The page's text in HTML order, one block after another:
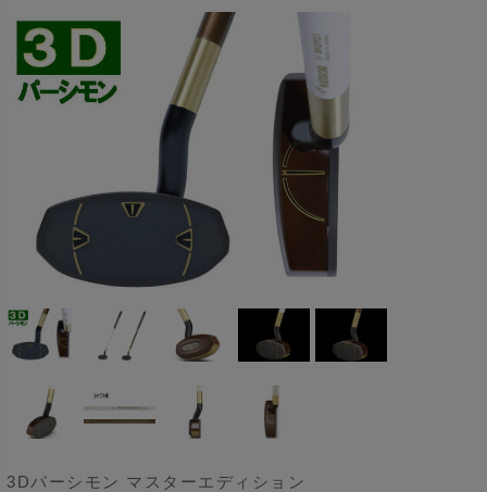
3Dパーシモン マスターエディション